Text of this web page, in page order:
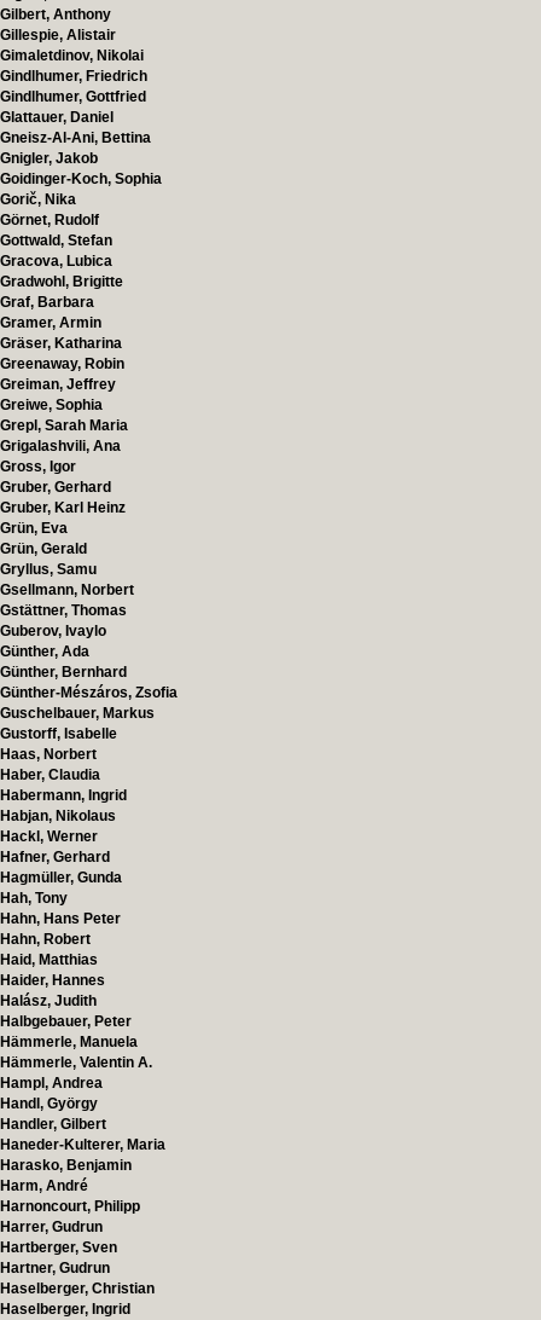
Gilbert, Anthony
Gillespie, Alistair
Gimaletdinov, Nikolai
Gindlhumer, Friedrich
Gindlhumer, Gottfried
Glattauer, Daniel
Gneisz-Al-Ani, Bettina
Gnigler, Jakob
Goidinger-Koch, Sophia
Gorič, Nika
Görnet, Rudolf
Gottwald, Stefan
Gracova, Lubica
Gradwohl, Brigitte
Graf, Barbara
Gramer, Armin
Gräser, Katharina
Greenaway, Robin
Greiman, Jeffrey
Greiwe, Sophia
Grepl, Sarah Maria
Grigalashvili, Ana
Gross, Igor
Gruber, Gerhard
Gruber, Karl Heinz
Grün, Eva
Grün, Gerald
Gryllus, Samu
Gsellmann, Norbert
Gstättner, Thomas
Guberov, Ivaylo
Günther, Ada
Günther, Bernhard
Günther-Mészáros, Zsofia
Guschelbauer, Markus
Gustorff, Isabelle
Haas, Norbert
Haber, Claudia
Habermann, Ingrid
Habjan, Nikolaus
Hackl, Werner
Hafner, Gerhard
Hagmüller, Gunda
Hah, Tony
Hahn, Hans Peter
Hahn, Robert
Haid, Matthias
Haider, Hannes
Halász, Judith
Halbgebauer, Peter
Hämmerle, Manuela
Hämmerle, Valentin A.
Hampl, Andrea
Handl, György
Handler, Gilbert
Haneder-Kulterer, Maria
Harasko, Benjamin
Harm, André
Harnoncourt, Philipp
Harrer, Gudrun
Hartberger, Sven
Hartner, Gudrun
Haselberger, Christian
Haselberger, Ingrid